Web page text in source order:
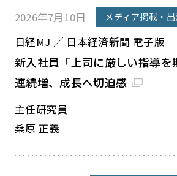
2026年7月10日 メディア掲載・
日経MJ ／ 日本経済新聞 電子版
新入社員「上司に厳しい指導
連続増、成長へ切迫感
主任研究員
桑原 正義